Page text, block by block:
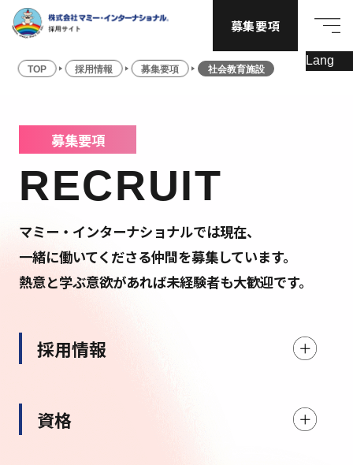
募集要項
TOP 採用情報 募集要項 社会教育施設
募集要項
RECRUIT
マミー・インターナショナルでは現在、
一緒に働いてくださる仲間を募集しています。
熱意と学ぶ意欲があれば未経験者も大歓迎です。
採用情報
資格